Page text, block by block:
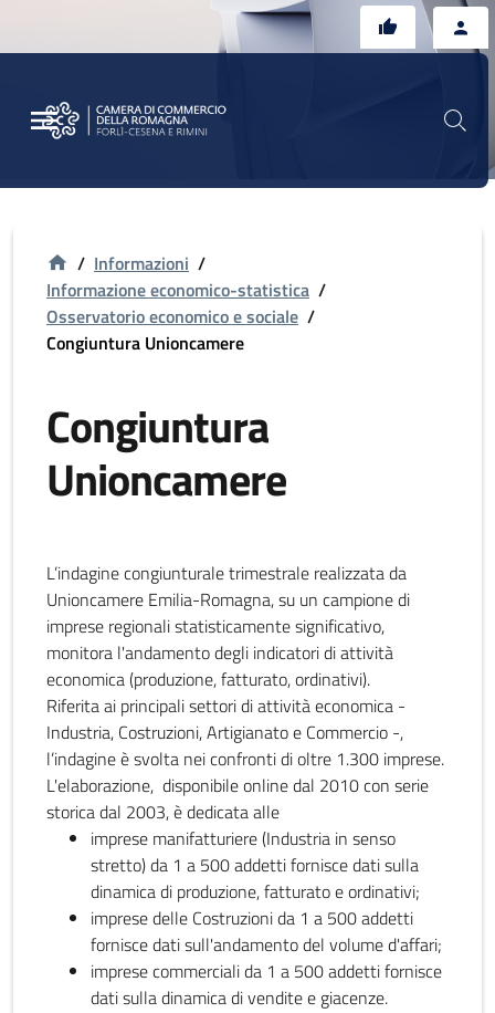
/ Informazioni /
Informazione economico-statistica /
Osservatorio economico e sociale /
Congiuntura Unioncamere
Congiuntura
Unioncamere
L’indagine congiunturale trimestrale realizzata da
Unioncamere Emilia-Romagna, su un campione di
imprese regionali statisticamente significativo,
monitora l'andamento degli indicatori di attività
economica (produzione, fatturato, ordinativi).
Riferita ai principali settori di attività economica -
Industria, Costruzioni, Artigianato e Commercio -,
l’indagine è svolta nei confronti di oltre 1.300 imprese.
L'elaborazione, disponibile online dal 2010 con serie
storica dal 2003, è dedicata alle
imprese manifatturiere (Industria in senso
stretto) da 1 a 500 addetti fornisce dati sulla
dinamica di produzione, fatturato e ordinativi;
imprese delle Costruzioni da 1 a 500 addetti
fornisce dati sull'andamento del volume d'affari;
imprese commerciali da 1 a 500 addetti fornisce
dati sulla dinamica di vendite e giacenze.